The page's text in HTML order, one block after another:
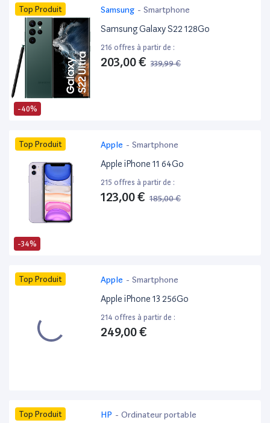
-40%
Top Produit Samsung - Smartphone
Samsung Galaxy S22 128Go
216 offres à partir de :
203,00 € 339,99 €
-34%
Top Produit Apple - Smartphone
Apple iPhone 11 64Go
215 offres à partir de :
123,00 € 185,00 €
Top Produit Apple - Smartphone
Apple iPhone 13 256Go
214 offres à partir de :
249,00 €
Top Produit HP - Ordinateur portable